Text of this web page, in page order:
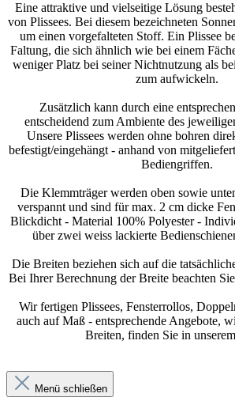
Eine attraktive und vielseitige Lösung
von Plissees. Bei diesem bezeichneten
um einen vorgefalteten Stoff. Ein Plissee
Faltung, die sich ähnlich wie bei einem
weniger Platz bei seiner Nichtnutzung als
zum aufwickeln.
Zusätzlich kann durch eine
entscheidend zum Ambiente des
Unsere Plissees werden ohne bohren
befestigt/eingehängt - anhand von
Bediengriffen.
Die Klemmträger werden oben sowie
verspannt und sind für max. 2 cm dicke
Blickdicht - Material 100% Polyester -
über zwei weiss lackierte
Die Breiten beziehen sich auf die
Bei Ihrer Berechnung der Breite beachten
Wir fertigen Plissees, Fensterrollos,
auch auf Maß - entsprechende Angebote,
Breiten, finden Sie in
Menü schließen